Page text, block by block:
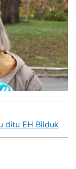
ditu EH Bilduk